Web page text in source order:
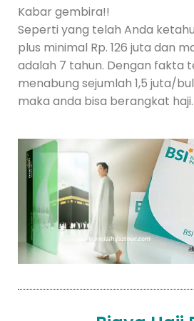
Kabar gembira!!
Seperti yang telah Anda
plus minimal Rp. 126 juta dan
adalah 7 tahun. Dengan fakta
menabung sejumlah 1,5 juta/
maka anda bisa berangkat